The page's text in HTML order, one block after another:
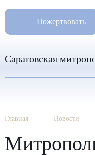
Пожертвовать
8 960 346 31 04
info-sar@mail.ru
Саратовская
Главная Новости